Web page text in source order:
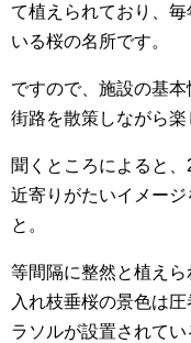
て植えられており、
いる桜の名所です。
ですので、施設の基
街路を散策しながら楽
聞くところによると、
近寄りがたいイメー
と。
等間隔に整然と植え
入れ枝垂桜の景色は
ラソルが設置されてい